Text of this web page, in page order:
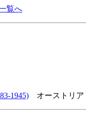
覧へ
1945) オーストリ